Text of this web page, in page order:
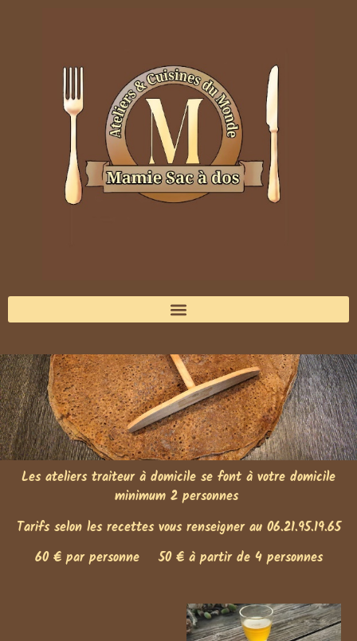
Les ateliers traiteur à domicile se font à votre domicile
minimum 2 personnes
Tarifs selon les recettes vous renseigner au 06.21.95.19.65
60 € par personne
50 € à partir de 4 personnes